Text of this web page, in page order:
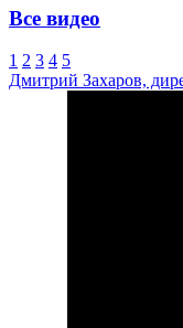
Все видео
1 2 3 4 5
Дмитрий Захаров,